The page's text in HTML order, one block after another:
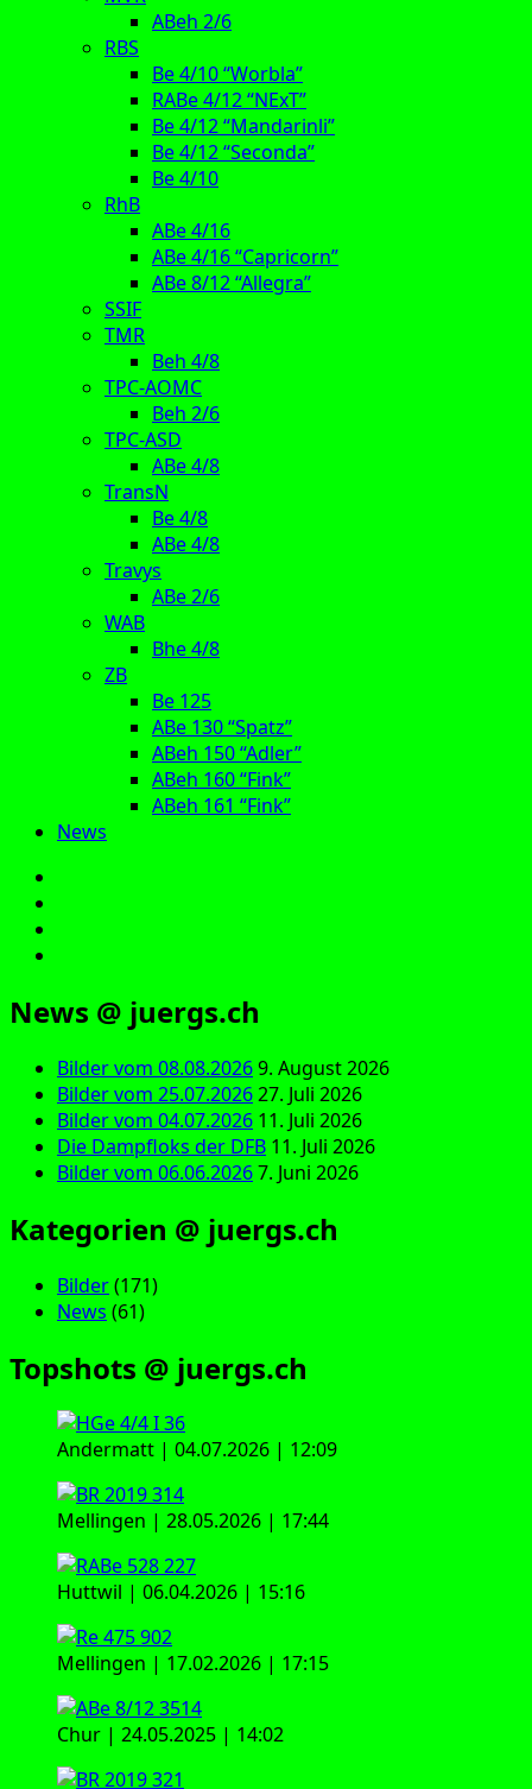
ABeh 2/6
RBS
Be 4/10 “Worbla”
RABe 4/12 “NExT”
Be 4/12 “Mandarinli”
Be 4/12 “Seconda”
Be 4/10
RhB
ABe 4/16
ABe 4/16 “Capricorn”
ABe 8/12 “Allegra”
SSIF
TMR
Beh 4/8
TPC-AOMC
Beh 2/6
TPC-ASD
ABe 4/8
TransN
Be 4/8
ABe 4/8
Travys
ABe 2/6
WAB
Bhe 4/8
ZB
Be 125
ABe 130 “Spatz”
ABeh 150 “Adler”
ABeh 160 “Fink”
ABeh 161 “Fink”
News
News @ juergs.ch
Bilder vom 08.08.20269. August 2026
Bilder vom 25.07.202627. Juli 2026
Bilder vom 04.07.2026 11. Juli 2026
Die Dampfloks der DFB 11. Juli 2026
Bilder vom 06.06.20267. Juni 2026
Kategorien @ juergs.ch
Bilder(171)
News (61)
Topshots @ juergs.ch
Andermatt | 04.07.2026 | 12:09
Mellingen | 28.05.2026 | 17:44
Huttwil | 06.04.2026 | 15:16
Mellingen | 17.02.2026 | 17:15
Chur | 24.05.2025 | 14:02